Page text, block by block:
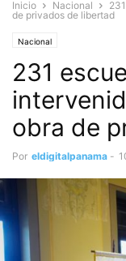
Inicio Nacional
de privados de libertad
Nacional
231
obra de
Por eldigitalpanama -